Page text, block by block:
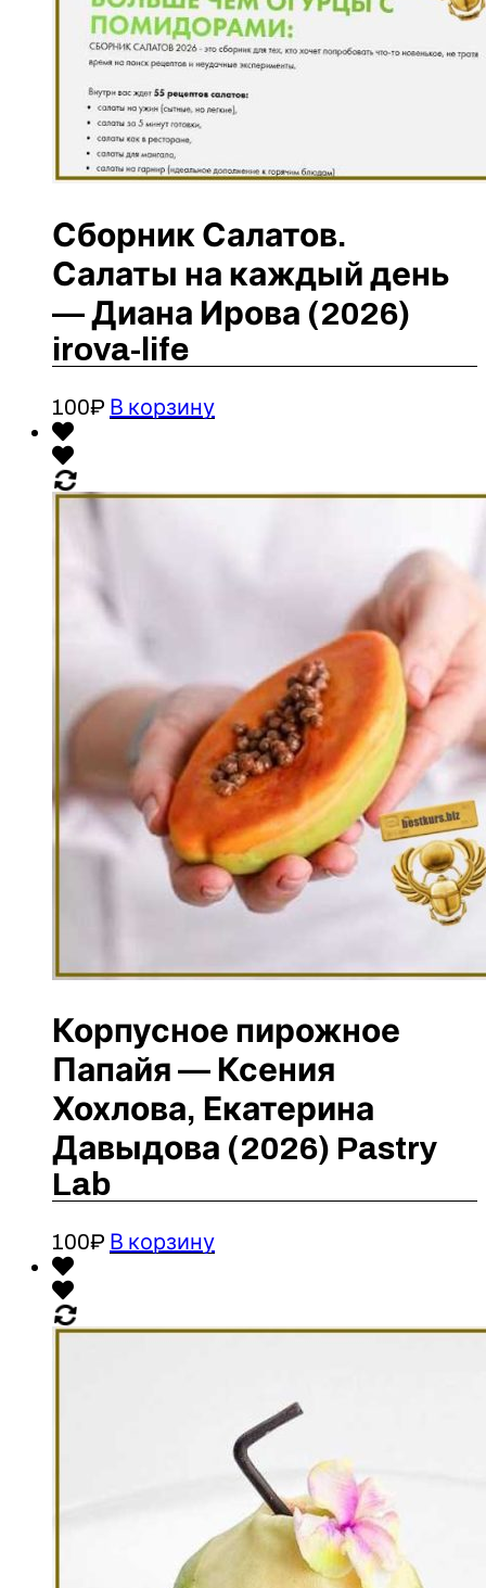
Сборник Салатов.
Салаты на каждый день
— Диана Ирова (2026)
irova-life
100₽ В корзину
Корпусное пирожное
Папайя — Ксения
Хохлова, Екатерина
Давыдова (2026) Pastry
Lab
100₽ В корзину